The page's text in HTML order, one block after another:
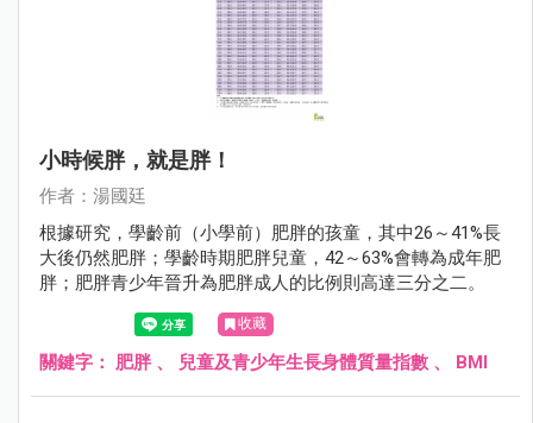
小時候胖，就是胖！
作者：湯國廷
根據研究，學齡前（小學前）肥胖的孩童，其中26～41%長
大後仍然肥胖；學齡時期肥胖兒童，42～63%會轉為成年肥
胖；肥胖青少年晉升為肥胖成人的比例則高達三分之二。
收藏
關鍵字： 肥胖、 兒童及青少年生長身體質量指數 、 BMI